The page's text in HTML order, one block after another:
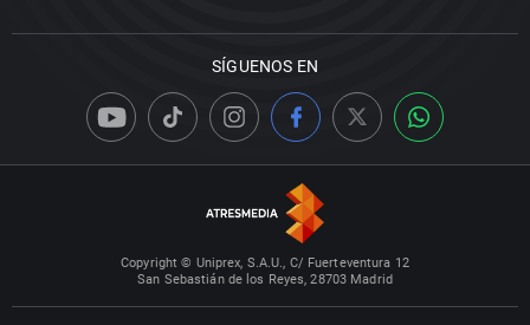
SÍGUENOS EN
Copyright © Uniprex, S.A.U., C/ Fuerteventura 12
San Sebastián de los Reyes, 28703 Madrid